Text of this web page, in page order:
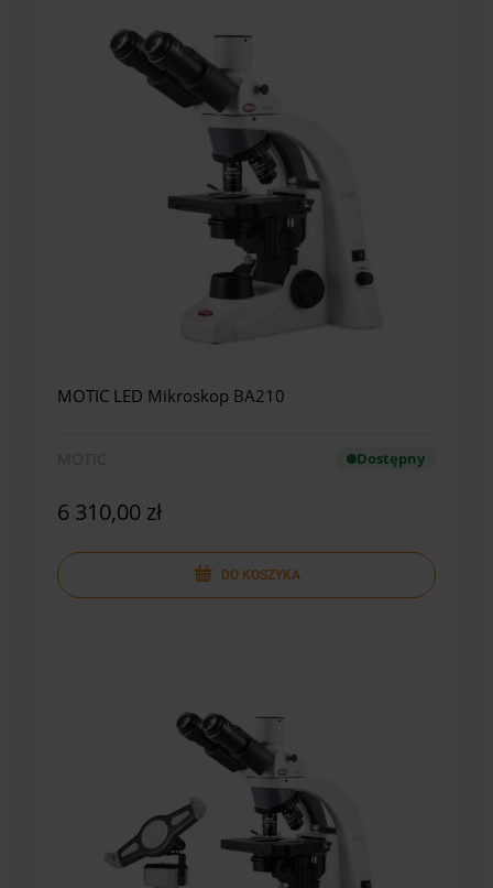
MOTIC LED Mikroskop BA210
Dostępny
6 310,00 zł
DO KOSZYKA